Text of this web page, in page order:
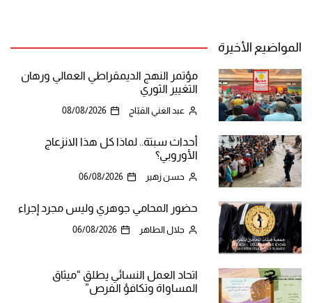
المواضيع الأخيرة
مؤتمر النهج الديمقراطي العمالي ورهان
التغيير الثوري
عبد الغني القبّاج 08/08/2026
أحداث سبتة.. لماذا كل هذا الانزعاج
الأوروبي؟
حسن زهير 06/08/2026
حضور المحامي جوهري وليس مجرد إجراء
جلال الطاهر 06/08/2026
اتحاد العمل النسائي يطلق “ميثاق
المساواة وتكافؤ الفرص”